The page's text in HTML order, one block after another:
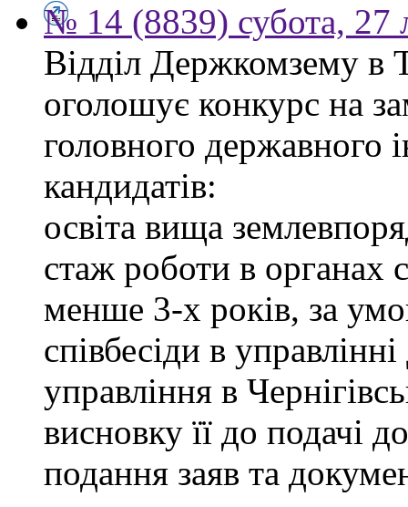
№ 14 (8839) субота, 27
Відділ Держкомзему в
оголошує конкурс на
головного державного
кандидатів:
освіта вища
стаж роботи в органах
менше 3-х років, за
співбесіди в
управління в
висновку її до подачі
подання заяв та